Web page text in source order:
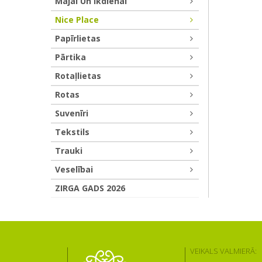
Nice Place
Papīrlietas
Pārtika
Rotaļlietas
Rotas
Suvenīri
Tekstils
Trauki
Veselībai
ZIRGA GADS 2026
VEIKALS VALMIERĀ: